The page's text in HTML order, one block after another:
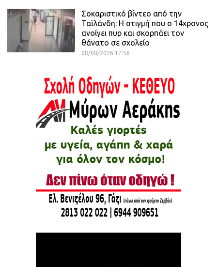
Σοκαριστικό βίντεο από την
Ταϊλάνδη: Η στιγμή που ο 14χρονος
ανοίγει πυρ και σκορπάει τον
θάνατο σε σχολείο
08/08/2026 17:56